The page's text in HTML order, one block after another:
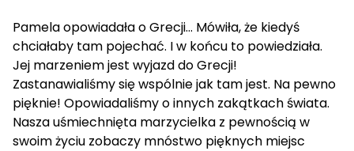
Pamela opowiadała o Grecji... Mówiła, że kiedyś
chciałaby tam pojechać. I w końcu to powiedziała.
Jej marzeniem jest wyjazd do Grecji!
Zastanawialiśmy się wspólnie jak tam jest. Na pewno
pięknie! Opowiadaliśmy o innych zakątkach świata.
Nasza uśmiechnięta marzycielka z pewnością w
swoim życiu zobaczy mnóstwo pięknych miejsc